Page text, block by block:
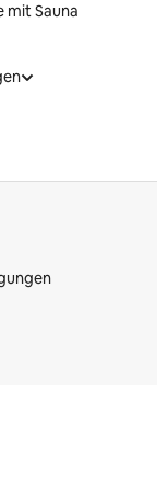
mit Sauna